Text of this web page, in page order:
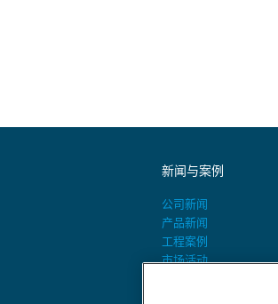
新闻与案例
公司新闻
产品新闻
工程案例
市场活动